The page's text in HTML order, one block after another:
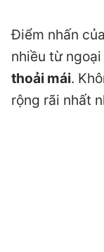
Điểm nhấn của
nhiều từ
thoải mái.
rộng rãi nhất